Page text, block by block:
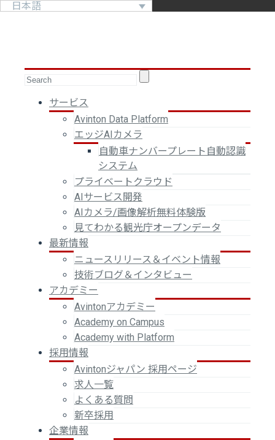
日本語
サービス
Avinton Data Platform
エッジAIカメラ
自動車ナンバープレート自動認識
システム
プライベートクラウド
AIサービス開発
AIカメラ/画像解析無料体験版
見てわかる観光庁オープンデータ
最新情報
ニュースリリース＆イベント情報
技術ブログ＆インタビュー
アカデミー
Avintonアカデミー
Academy on Campus
Academy with Platform
採用情報
Avintonジャパン 採用ページ
求人一覧
よくある質問
新卒採用
企業情報